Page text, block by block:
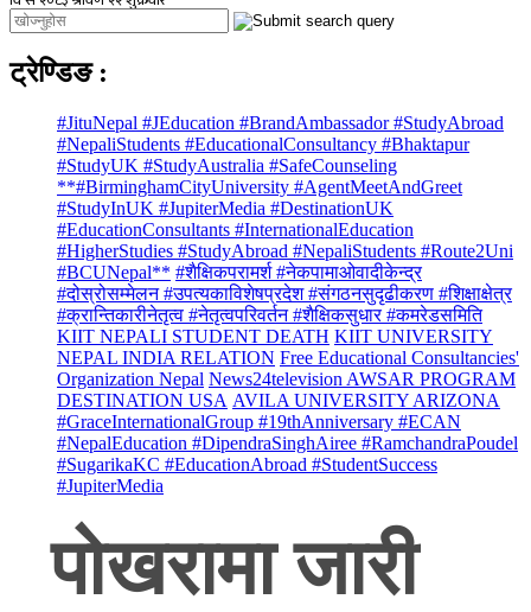
ट्रेण्डिङ :
#JituNepal #JEducation #BrandAmbassador #StudyAbroad
#NepaliStudents #EducationalConsultancy #Bhaktapur
#StudyUK #StudyAustralia #SafeCounseling
**#BirminghamCityUniversity #AgentMeetAndGreet
#StudyInUK #JupiterMedia #DestinationUK
#EducationConsultants #InternationalEducation
#HigherStudies #StudyAbroad #NepaliStudents #Route2Uni
#BCUNepal** #शैक्षिकपरामर्श #नेकपामाओवादीकेन्द्र
#दोस्रोसम्मेलन #उपत्यकाविशेषप्रदेश #संगठनसुदृढीकरण #शिक्षाक्षेत्र
#क्रान्तिकारीनेतृत्व #नेतृत्वपरिवर्तन #शैक्षिकसुधार #कमरेडसमिति
KIIT NEPALI STUDENT DEATH KIIT UNIVERSITY
NEPAL INDIA RELATION Free Educational Consultancies'
Organization Nepal News24television AWSAR PROGRAM
DESTINATION USA AVILA UNIVERSITY ARIZONA
#GraceInternationalGroup #19thAnniversary #ECAN
#NepalEducation #DipendraSinghAiree #RamchandraPoudel
#SugarikaKC #EducationAbroad #StudentSuccess
#JupiterMedia
पोखरामा जारी